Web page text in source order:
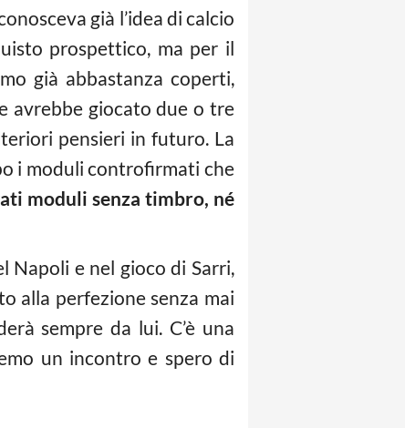
già l’idea di calcio
prospettico, ma per il
già abbastanza coperti,
avrebbe giocato due o tre
pensieri in futuro. La
i moduli controfirmati che
moduli senza timbro, né
Napoli e nel gioco di Sarri,
alla perfezione senza mai
sempre da lui. C’è una
un incontro e spero di